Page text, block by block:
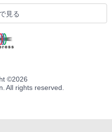
見る
©2026
All rights reserved.